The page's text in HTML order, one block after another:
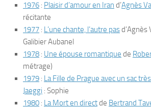
1976 : Plaisir d’amour en Iran d’Agnès
récitante
1977 : L’une chante, l’autre pasd’Agnès
Galibier Aubanel
1978 : Une épouse romantique de
métrage)
1979 : La Fille de Prague avec un sac
Jaeggi : Sophie
1980 : La Mort en directde Bertrand